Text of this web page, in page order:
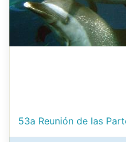
53a Reunión de las